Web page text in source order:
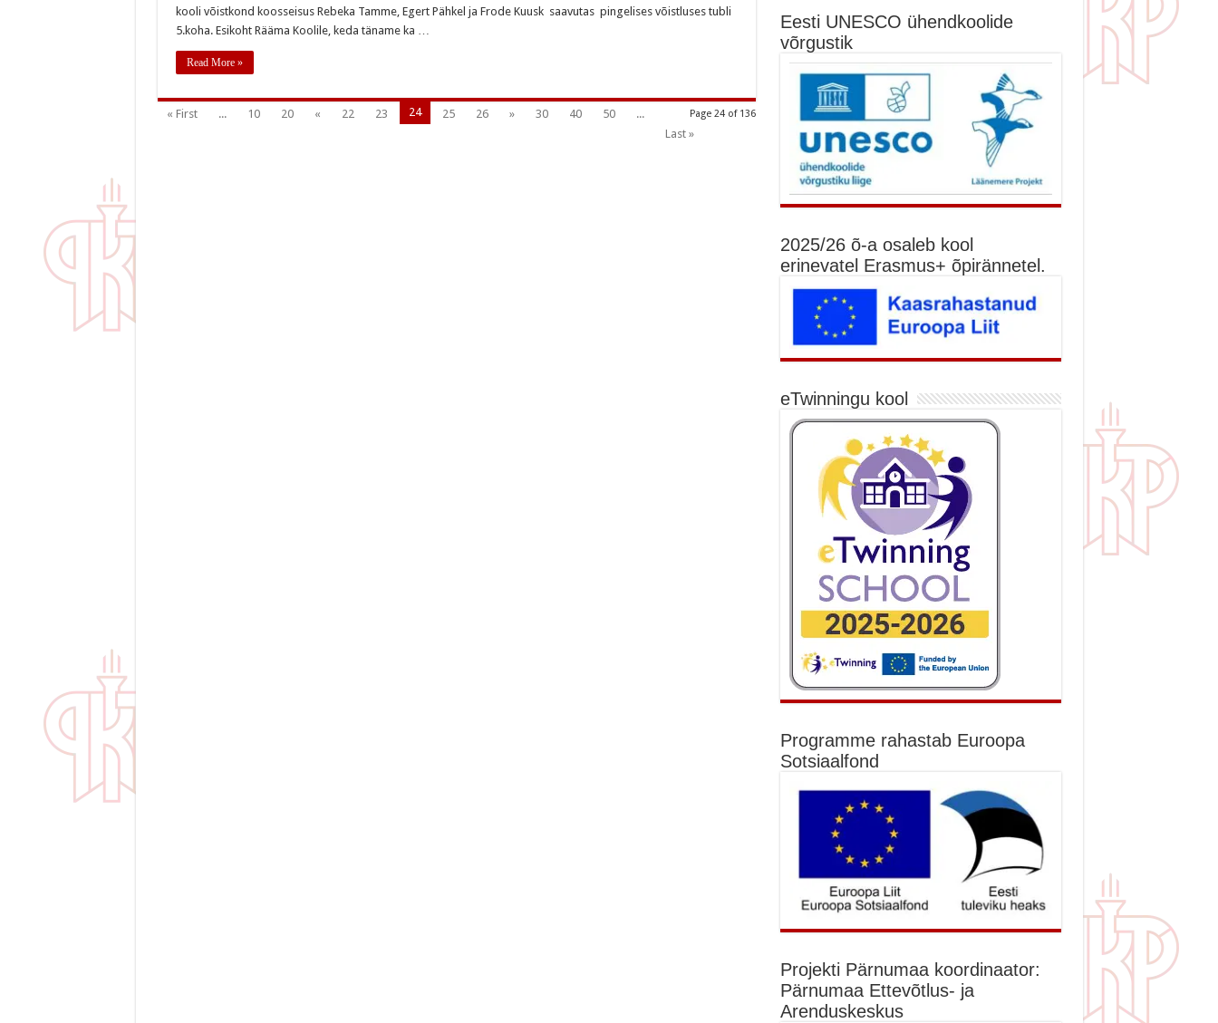
kooli võistkond koosseisus Rebeka Tamme, Egert Pähkel ja Frode Kuusk saavutas pingelises võistluses tubli
5.koha. Esikoht Rääma Koolile, keda täname ka …
Read More »
Page 24 of 136
« First ... 10 20 « 22 23 24 25 26 » 30 40 50
...
Last »
Eesti UNESCO ühendkoolide
võrgustik
2025/26 õ-a osaleb kool
erinevatel Erasmus+ õpirännetel.
eTwinningu kool
Programme rahastab Euroopa
Sotsiaalfond
Projekti Pärnumaa koordinaator:
Pärnumaa Ettevõtlus- ja
Arenduskeskus